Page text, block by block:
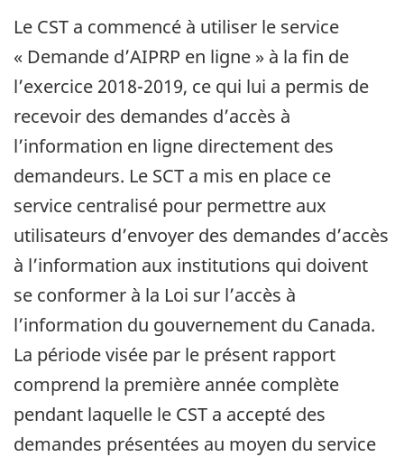
Le CST a commencé à utiliser le service
« Demande d’AIPRP en ligne » à la fin de
l’exercice 2018-2019, ce qui lui a permis de
recevoir des demandes d’accès à
l’information en ligne directement des
demandeurs. Le SCT a mis en place ce
service centralisé pour permettre aux
utilisateurs d’envoyer des demandes d’accès
à l’information aux institutions qui doivent
se conformer à la Loi sur l’accès à
l’information du gouvernement du Canada.
La période visée par le présent rapport
comprend la première année complète
pendant laquelle le CST a accepté des
demandes présentées au moyen du service